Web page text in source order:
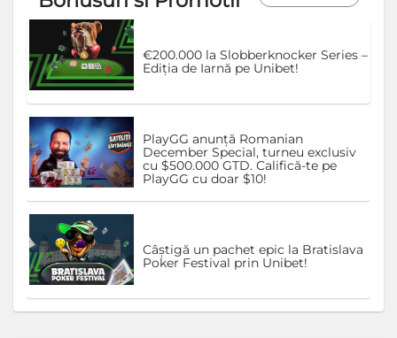
€200.000 la Slobberknocker Series –
Ediția de Iarnă pe Unibet!
PlayGG anunță Romanian
December Special, turneu exclusiv
cu $500.000 GTD. Califică-te pe
PlayGG cu doar $10!
Câștigă un pachet epic la Bratislava
Poker Festival prin Unibet!